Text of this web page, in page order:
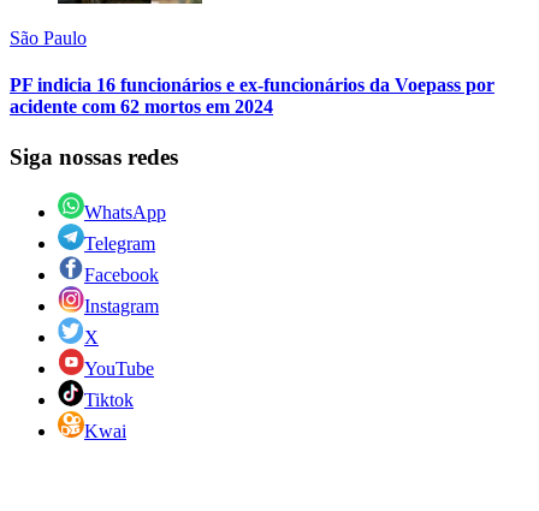
São Paulo
PF indicia 16 funcionários e ex-funcionários da Voepass por
acidente com 62 mortos em 2024
Siga nossas redes
WhatsApp
Telegram
Facebook
Instagram
X
YouTube
Tiktok
Kwai